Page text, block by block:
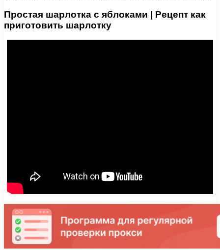
Простая шарлотка с яблоками | Рецепт как
приготовить шарлотку